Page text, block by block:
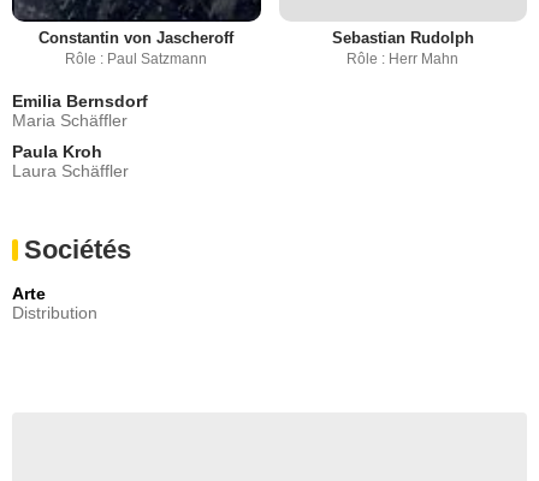
Constantin von Jascheroff
Rôle : Paul Satzmann
Sebastian Rudolph
Rôle : Herr Mahn
Emilia Bernsdorf
Maria Schäffler
Paula Kroh
Laura Schäffler
Sociétés
Arte
Distribution